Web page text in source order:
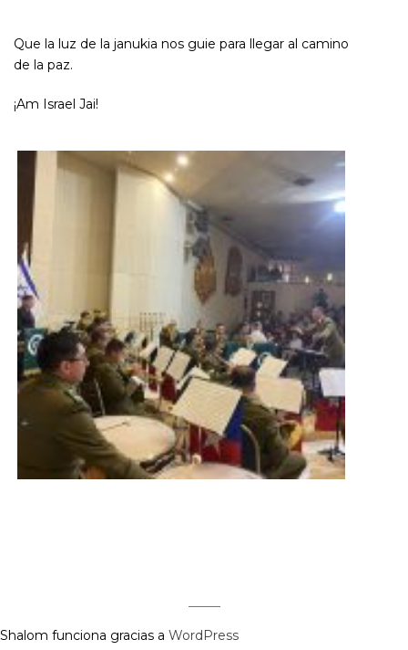
Que la luz de la janukia nos guie para llegar al camino
de la paz.
¡Am Israel Jai!
Shalom funciona gracias a WordPress